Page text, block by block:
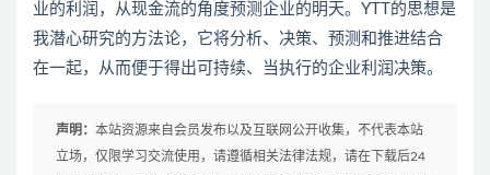
业的利润，从现金流的角度预测企业的明天。YTT的思想是
我潜心研究的方法论，它将分析、决策、预测和推进结合
在一起，从而便于得出可持续、当执行的企业利润决策。
声明： 本站资源来自会员发布以及互联网公开收集，不代表本站
立场，仅限学习交流使用，请遵循相关法律法规，请在下载后24